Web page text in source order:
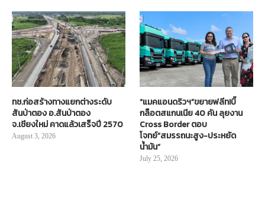
ทช.ก่อสร้างทางแยกต่างระดับ
สันป่าตอง อ.สันป่าตอง
จ.เชียงใหม่ คาดแล้วเสร็จปี 2570
August 3, 2026
“แมคแอนดริวฯ”ขยายฟลีท!บิ๊
กล็อตสแกนเนีย 40 คัน ลุยงาน
Cross Border ตอบ
โจทย์“สมรรถนะสูง-ประหยัด
น้ำมัน”
July 25, 2026